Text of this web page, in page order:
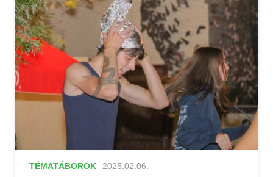
TÉMATÁBOROK 2025.02.06.